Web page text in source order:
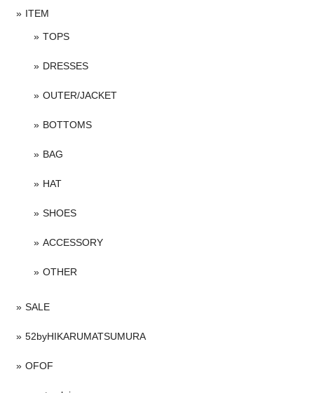
ITEM
TOPS
DRESSES
OUTER/JACKET
BOTTOMS
BAG
HAT
SHOES
ACCESSORY
OTHER
SALE
52byHIKARUMATSUMURA
OFOF